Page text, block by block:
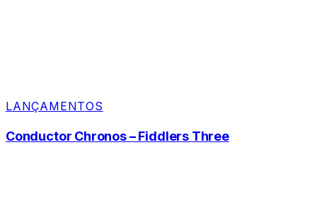
LANÇAMENTOS
Conductor Chronos – Fiddlers Three